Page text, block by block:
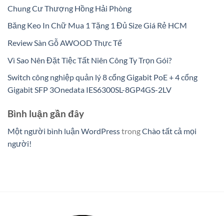
Chung Cư Thượng Hồng Hải Phòng
Băng Keo In Chữ Mua 1 Tặng 1 Đủ Size Giá Rẻ HCM
Review Sàn Gỗ AWOOD Thực Tế
Vì Sao Nên Đặt Tiệc Tất Niên Công Ty Trọn Gói?
Switch công nghiệp quản lý 8 cổng Gigabit PoE + 4 cổng
Gigabit SFP 3Onedata IES6300SL-8GP4GS-2LV
Bình luận gần đây
Một người bình luận WordPresstrongChào tất cả mọi
người!